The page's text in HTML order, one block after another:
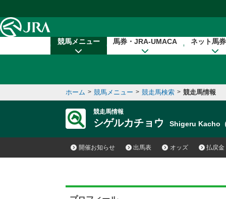
競馬メニュー 馬券・JRA-UMACA ネット馬
ホーム > 競馬メニュー > 競走馬検索 > 競走馬情報
競走馬情報
シゲルカチョウ Shigeru Kacho
開催お知らせ 出馬表 オッズ 払戻金